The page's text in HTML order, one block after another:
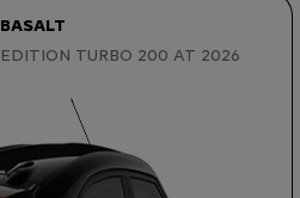
BASALT
TURBO 200 AT 2026